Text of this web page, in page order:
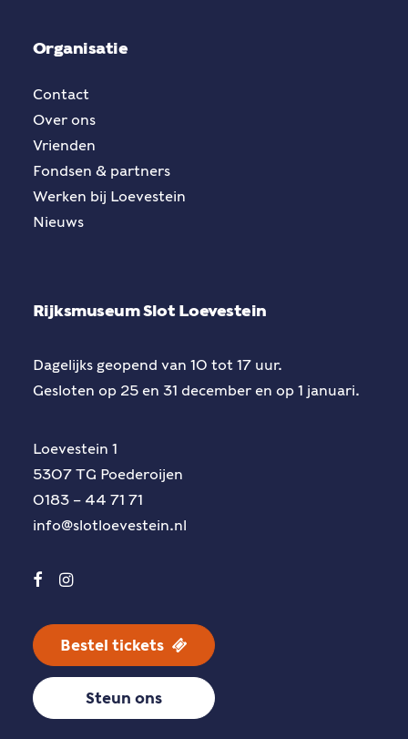
Organisatie
Contact
Over ons
Vrienden
Fondsen & partners
Werken bij Loevestein
Nieuws
Rijksmuseum Slot Loevestein
Dagelijks geopend van 10 tot 17 uur.
Gesloten op 25 en 31 december en op 1 januari.
Loevestein 1
5307 TG Poederoijen
0183 – 44 71 71
info@slotloevestein.nl
Bestel tickets
Steun ons